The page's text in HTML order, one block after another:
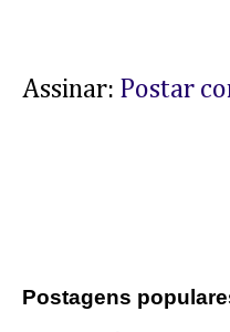
Assinar: Postar
Postagens